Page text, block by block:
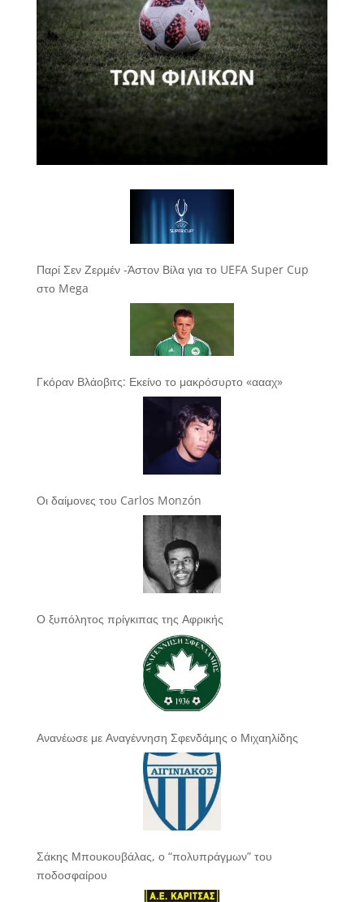
Παρί Σεν Ζερμέν -Άστον Βίλα για το UEFA Super Cup
στο Mega
Γκόραν Βλάοβιτς: Εκείνο το μακρόσυρτο «αααχ»
Οι δαίμονες του Carlos Monzón
Ο ξυπόλητος πρίγκιπας της Αφρικής
Ανανέωσε με Αναγέννηση Σφενδάμης ο Μιχαηλίδης
Σάκης Μπουκουβάλας, ο “πολυπράγμων” του
ποδοσφαίρου